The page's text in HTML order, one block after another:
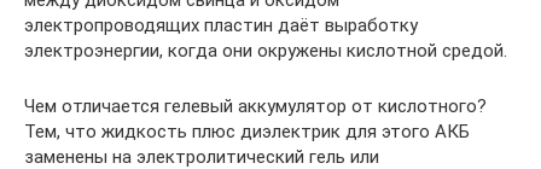
электропроводящих пластин даёт выработку
электроэнергии, когда они окружены кислотной средой.
Чем отличается гелевый аккумулятор от кислотного?
Тем, что жидкость плюс диэлектрик для этого АКБ
заменены на электролитический гель или